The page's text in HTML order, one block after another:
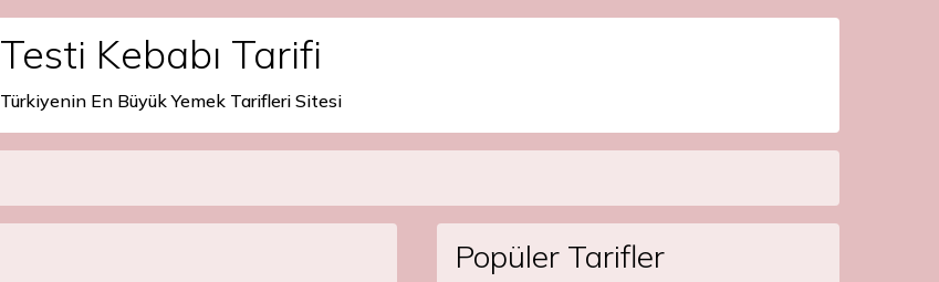
Testi Kebabı Tarifi
Türkiyenin En Büyük Yemek Tarifleri Sitesi
Popüler Tarifler